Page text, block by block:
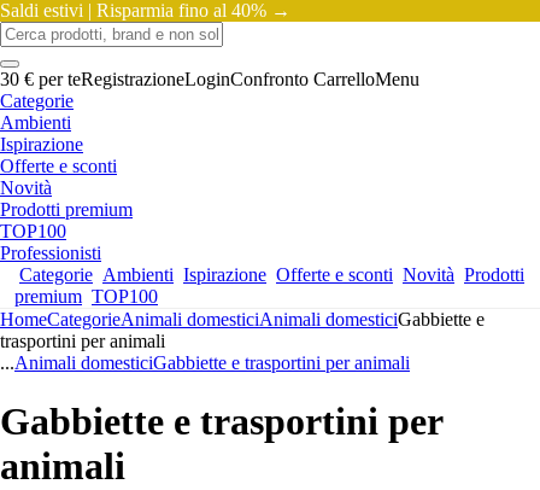
Saldi estivi | Risparmia fino al 40% →
30 € per teRegistrazioneLoginConfronto CarrelloMenu
Categorie
Ambienti
Ispirazione
Offerte e sconti
Novità
Prodotti premium
TOP100
Professionisti
Categorie Ambienti Ispirazione Offerte e sconti Novità Prodotti
premium TOP100
HomeCategorieAnimali domesticiAnimali domesticiGabbiette e
trasportini per animali
...Animali domesticiGabbiette e trasportini per animali
Gabbiette e trasportini per
animali